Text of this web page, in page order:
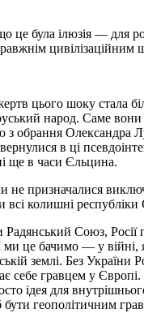
це була ілюзія — для
цивілізаційним
цього шоку стала
народ. Саме
з обрання Олександра
в ці
ще в часи Єльцина.
не призначалися
колишні
Союз, Росії
ми це бачимо — у війні,
землі. Без України
себе гравцем у
ідея для
геополітичним